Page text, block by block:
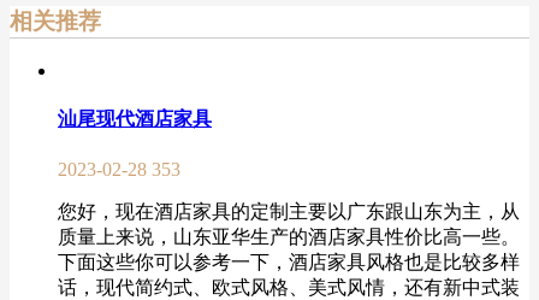
相关推荐
汕尾现代酒店家具
2023-02-28 353
您好，现在酒店家具的定制主要以广东跟山东为主，从
质量上来说，山东亚华生产的酒店家具性价比高一些。
下面这些你可以参考一下，酒店家具风格也是比较多样
话，现代简约式、欧式风格、美式风情，还有新中式装